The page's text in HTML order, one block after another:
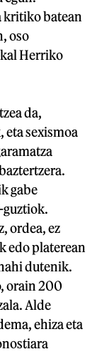
kritiko batean
oso
Herriko
da,
eta sexismoa
gabe
guztiok.
ordea, ez
edo platerean
dutenik.
orain 200
Alde
ehiza eta